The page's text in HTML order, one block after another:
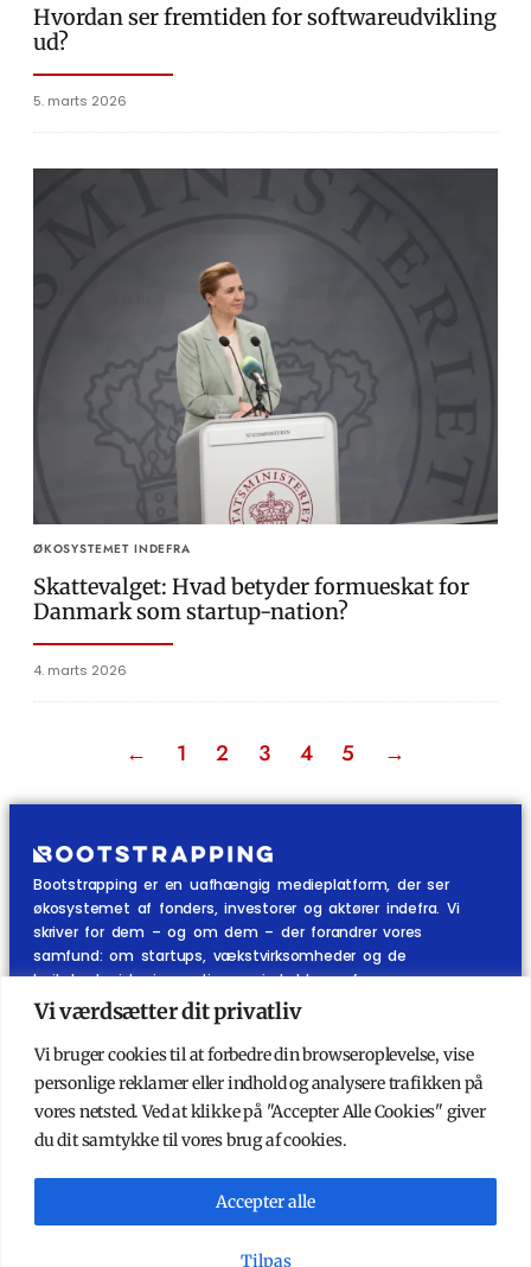
Vi værdsætter dit privatliv
Vi bruger cookies til at forbedre din browseroplevelse, vise
personlige reklamer eller indhold og analysere trafikken på
vores netsted. Ved at klikke på "Accepter Alle Cookies" giver
du dit samtykke til vores brug af cookies.
Tilpas
Accepter alle
Hvordan ser fremtiden for softwareudvikling
ud?
5. marts 2026
ØKOSYSTEMET INDEFRA
Skattevalget: Hvad betyder formueskat for
Danmark som startup-nation?
4. marts 2026
← 1 2 3 4 5 →
Bootstrapping er en uafhængig medieplatform, der ser
økosystemet af fonders, investorer og aktører indefra. Vi
skriver for dem – og om dem – der forandrer vores
samfund: om startups, vækstvirksomheder og de
højteknologiske innovationer, vi skal leve af.
Økosystemet indefra
Startups
Investorer
Podcast
Køb abonnement
Ydelser
Mest stillede spørgsmål
Om Bootstrapping
Nyhedsbrev
ABONNEMENTSBETINGELSER